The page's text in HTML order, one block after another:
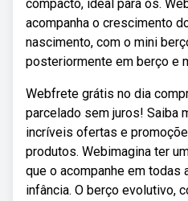
compacto, ideal para os.
acompanha o crescimento
nascimento, com o mini
posteriormente em berço e
Webfrete grátis no dia
parcelado sem juros! Saiba
incríveis ofertas e
produtos. Webimagina ter
que o acompanhe em todas
infância. O berço evolutivo,